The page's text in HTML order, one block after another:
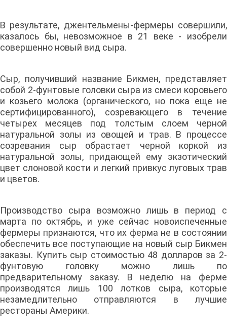
В результате, джентельмены-фермеры совершили,
казалось бы, невозможное в 21 веке - изобрели
совершенно новый вид сыра.
Сыр, получивший название Бикмен, представляет
собой 2-фунтовые головки сыра из смеси коровьего
и козьего молока (органического, но пока еще не
сертифицированного), созревающего в течение
четырех месяцев под толстым слоем черной
натуральной золы из овощей и трав. В процессе
созревания сыр обрастает черной коркой из
натуральной золы, придающей ему экзотический
цвет слоновой кости и легкий привкус луговых трав
и цветов.
Производство сыра возможно лишь в период с
марта по октябрь, и уже сейчас новоиспеченные
фермеры признаются, что их ферма не в состоянии
обеспечить все поступающие на новый сыр Бикмен
заказы. Купить сыр стоимостью 48 долларов за 2-
фунтовую головку можно лишь по
предварительному заказу. В неделю на ферме
производятся лишь 100 лотков сыра, которые
незамедлительно отправляются в лучшие
рестораны Америки.